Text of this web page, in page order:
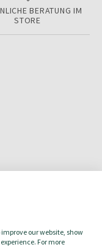
our website, show
For more
BERATUNG IM
STORE